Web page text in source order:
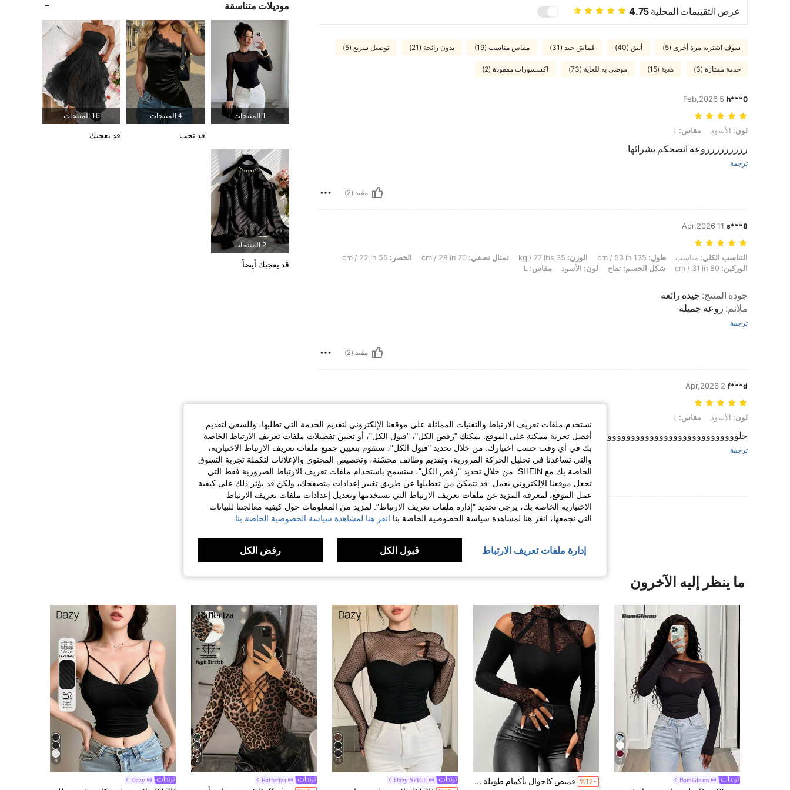
عرض التقييمات المحلية 4.75
سوف اشتريه مرة أخرى (5) أنيق (40) قماش جيد (31) مقاس مناسب (19) بدون رائحة (21) توصيل سريع (5)
خدمة ممتازة (3) هدية (15) موصى به للغاية (73) اكسسورات مفقودة (2)
h***0
5 Feb,2026
لون: الأسود, مقاس: L
لون: الأسود مقاس:
ررررررررروعه انصحكم بشرائها
ترجمة
مفيد (2)
s***8
11 Apr,2026
التناسب الكلي: مناسب, طول: 135 cm / 53 in, الوزن: 35 kg / 77 lbs, تمثال نصفي: 70 cm / 28 in, الخصر: 55 cm / 22 in, الوركين: 80 cm / 31 in, شكل الجسم: تفاح, لون: الأسود, مقاس: L
التناسب الكلي: مناسب طول: الوزن: تمثال نصفي: الخصر:
الوركين:
شكل الجسم: تفاح لون: الأسود مقاس:
جودة المنتج: جيده رائعه
ملائم: روعه جميله
ترجمة
مفيد (2)
f***d
2 Apr,2026
لون: الأسود, مقاس: L
لون: الأسود مقاس:
حلووووووووووووووووووووووووووووووووو
ترجمة
مفيد (2)
عرض المزيد من المراجعات
4.90
7.4K
947K
4.90
7.4K
4.90
7.4K
947K
7.4K
4.90
7.4K
موديلات متناسقة
1 المنتجات 4 المنتجات
قد تحب
16 المنتجات
قد يعجبك
2 المنتجات
قد يعجبك أيضاً
ما ينظر إليه الآخرون
6
BamGleam
9# الأفضل مبيعا %12- قميص كاجوال بأكمام طويلة وفتحة كتف بارزة من قماش الدانتيل اللون الأسود الأنيق للعمل والارتداء اليومي
1# الأفضل مبيعا في عطلة قمم نسائية
100+ مستخدم قام بإعادة الشراء
13
Dazy SPICE
4
Rafferiza
9
Dazy
9# الأفضل مبيعا
نستخدم ملفات تعريف الارتباط والتقنيات المماثلة على موقعنا الإلكتروني لتقديم الخدمة التي تطلبها، وللسعي لتقديم
أفضل تجربة ممكنة على الموقع. يمكنك "رفض الكل"، "قبول الكل"، أو تعيين تفضيلات ملفات تعريف الارتباط الخاصة
بك في أي وقت حسب اختيارك. من خلال تحديد "قبول الكل"، سنقوم بتعيين جميع ملفات تعريف الارتباط الاختيارية،
والتي تساعدنا في تحليل الحركة المرورية، وتقديم وظائف محسّنة، وتخصيص المحتوى والإعلانات لتكملة تجربة التسوق
الخاصة بك مع SHEIN. من خلال تحديد "رفض الكل"، ستسمح باستخدام ملفات تعريف الارتباط الضرورية فقط التي
تجعل موقعنا الإلكتروني يعمل. قد تتمكن من تعطيلها عن طريق تغيير إعدادات متصفحك، ولكن قد يؤثر ذلك على كيفية
عمل الموقع. لمعرفة المزيد عن ملفات تعريف الارتباط التي نستخدمها وتعديل إعدادات ملفات تعريف الارتباط
الاختيارية الخاصة بك، يرجى تحديد "إدارة ملفات تعريف الارتباط". لمزيد من المعلومات حول كيفية معالجتنا للبيانات
التي نجمعها، انقر هنا لمشاهدة سياسة الخصوصية الخاصة بنا. انقر هنا لمشاهدة سياسة الخصوصية الخاصة بنا.
إدارة ملفات تعريف الارتباط قبول الكل رفض الكل